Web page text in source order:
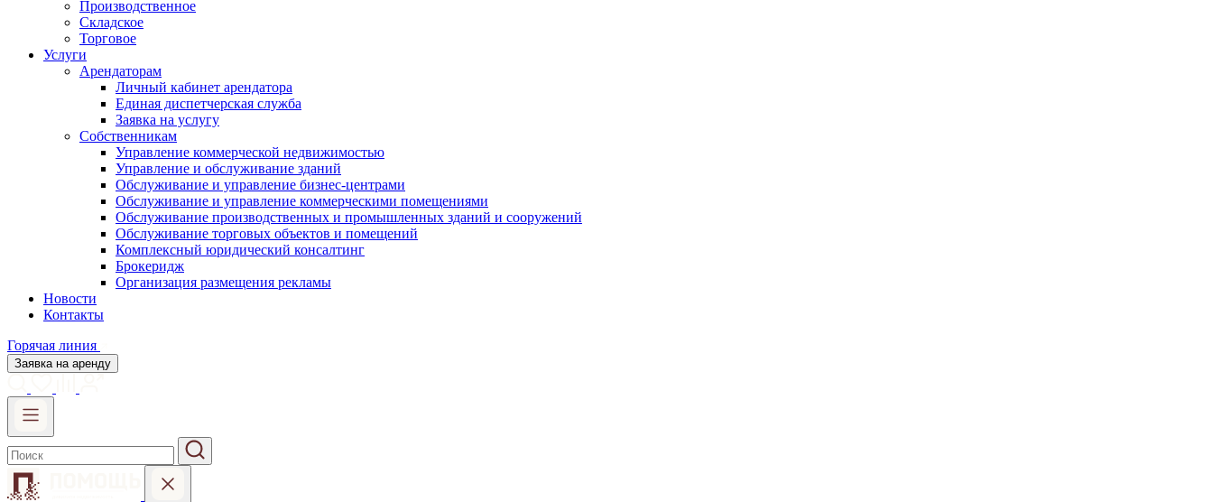
Производственное
Складское
Торговое
Услуги
Арендаторам
Личный кабинет арендатора
Единая диспетчерская служба
Заявка на услугу
Собственникам
Управление коммерческой недвижимостью
Управление и обслуживание зданий
Обслуживание и управление бизнес-центрами
Обслуживание и управление коммерческими помещениями
Обслуживание производственных и промышленных зданий и сооружений
Обслуживание торговых объектов и помещений
Комплексный юридический консалтинг
Брокеридж
Организация размещения рекламы
Новости
Контакты
Горячая линия
Заявка на аренду